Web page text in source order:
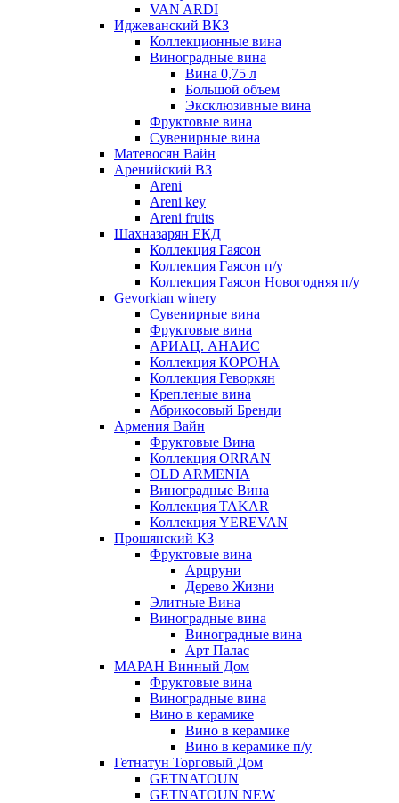
VAN ARDI
Иджеванский ВКЗ
Коллекционные вина
Виноградные вина
Вина 0,75 л
Большой объем
Эксклюзивные вина
Фруктовые вина
Cувенирные вина
Матевосян Вайн
Аренийский ВЗ
Areni
Areni key
Areni fruits
Шахназарян ЕКД
Коллекция Гаясон
Коллекция Гаясон п/у
Коллекция Гаясон Новогодняя п/у
Gevorkian winery
Сувенирные вина
Фруктовые вина
АРИАЦ. АНАИС
Коллекция КОРОНА
Коллекция Геворкян
Крепленые вина
Абрикосовый Бренди
Армения Вайн
Фруктовые Вина
Коллекция ORRAN
OLD ARMENIA
Виноградные Вина
Коллекция TAKAR
Коллекция YEREVAN
Прошянский КЗ
Фруктовые вина
Арцруни
Дерево Жизни
Элитные Вина
Виноградные вина
Виноградные вина
Арт Палас
МАРАН Винный Дом
Фруктовые вина
Виноградные вина
Вино в керамике
Вино в керамике
Вино в керамике п/у
Гетнатун Торговый Дом
GETNATOUN
GETNATOUN NEW